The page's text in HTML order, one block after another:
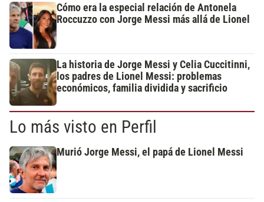
Cómo era la especial relación de Antonela
Roccuzzo con Jorge Messi más allá de Lionel
La historia de Jorge Messi y Celia Cuccitinni,
los padres de Lionel Messi: problemas
económicos, familia dividida y sacrificio
Lo más visto en Perfil
Murió Jorge Messi, el papá de Lionel Messi